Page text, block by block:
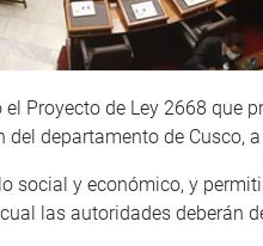
Proyecto de Ley 2668 que
departamento de Cusco,
social y económico, y
las autoridades deberán